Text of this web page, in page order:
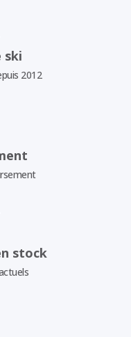
ski
2012
stock